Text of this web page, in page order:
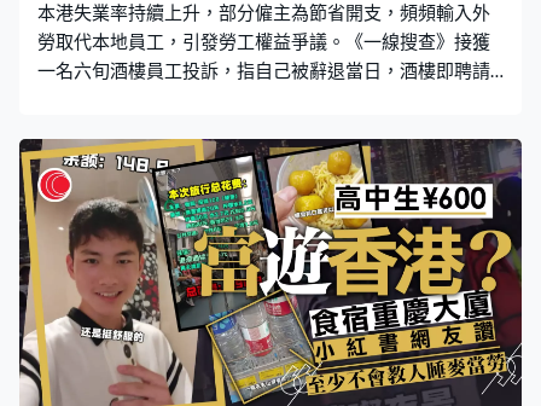
稱使用同款手機的網民表達擔憂，
本港失業率持續上升，部分僱主為節省開支，頻頻輸入外
勞取代本地員工，引發勞工權益爭議。《一線搜查》接獲
一名六旬酒樓員工投訴，指自己被辭退當日，酒樓即聘請
懲罰「無阻嚇力」，更揭露僱主炒人前有「三部曲」，包
括減工時、安排替假、訓練外勞後即棄用本地工。 酒樓六
旬員工突遭解僱 外勞「無縫接替」 「呢份工我返咗幾十
年，呢個酒樓係一手接一手。」在觀塘一家酒樓工作多年
的施女士接受《一線搜查》訪問時表示，酒樓於2023年9
月易手，新老闆接管後，她負責早更工作，獨力支撐整個
樓面。「有時連廁所都冇得去，（早上）6點開波，有時等
到8點先有人接手，得我一個，有時要兩邊跑。個場好大吓
㗎，有A區、有B區。」施女士坦言，早更工作繁重，人手